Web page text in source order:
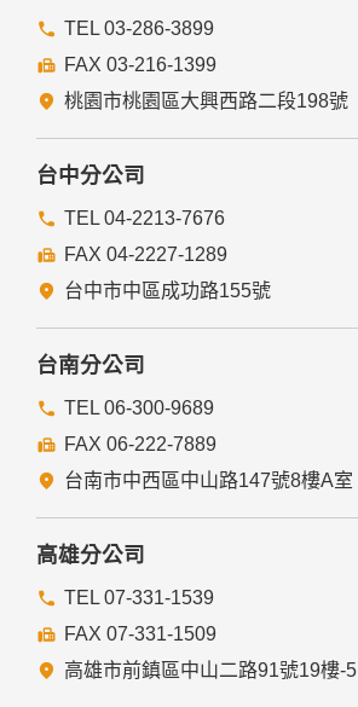
TEL 03-286-3899
FAX 03-216-1399
桃園市桃園區大興西路二段198號
台中分公司
TEL 04-2213-7676
FAX 04-2227-1289
台中市中區成功路155號
台南分公司
TEL 06-300-9689
FAX 06-222-7889
台南市中西區中山路147號8樓A室
高雄分公司
TEL 07-331-1539
FAX 07-331-1509
高雄市前鎮區中山二路91號19樓-5